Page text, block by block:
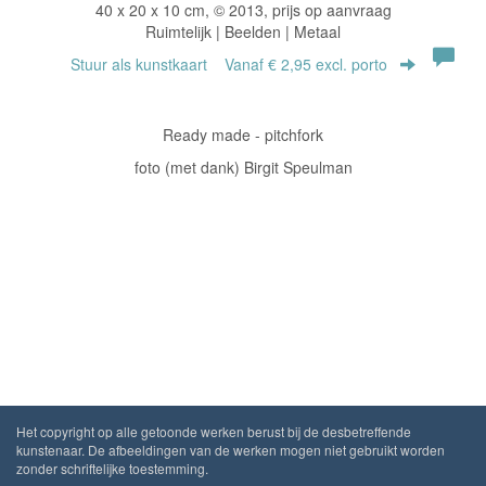
40 x 20 x 10 cm, © 2013, prijs op aanvraag
Ruimtelijk | Beelden | Metaal
Stuur als kunstkaart Vanaf € 2,95 excl. porto
Ready made - pitchfork
foto (met dank) Birgit Speulman
Het copyright op alle getoonde werken berust bij de desbetreffende
kunstenaar. De afbeeldingen van de werken mogen niet gebruikt worden
zonder schriftelijke toestemming.